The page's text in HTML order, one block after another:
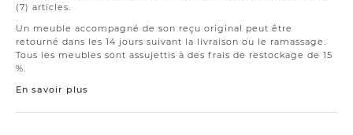
(7) articles.
Un meuble accompagné de son reçu original peut être
retourné dans les 14 jours suivant la livraison ou le ramassage.
Tous les meubles sont assujettis à des frais de restockage de 15
%.
En savoir plus